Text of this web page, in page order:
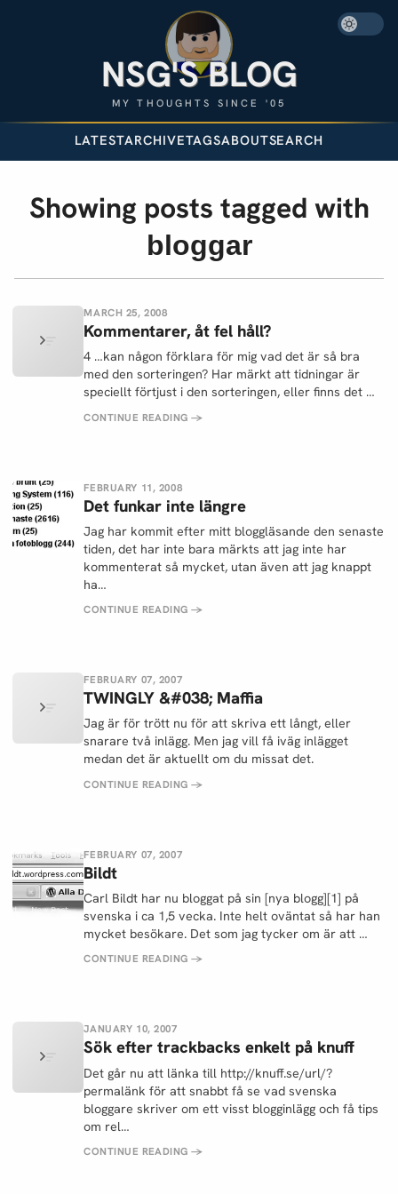
NSG'S BLOG
MY THOUGHTS SINCE '05
LATESTARCHIVETAGSABOUTSEARCH
Showing posts tagged with
bloggar
MARCH 25, 2008
Kommentarer, åt fel håll?
4 …kan någon förklara för mig vad det är så bra
med den sorteringen? Har märkt att tidningar är
speciellt förtjust i den sorteringen, eller finns det …
CONTINUE READING→
FEBRUARY 11, 2008
Det funkar inte längre
Jag har kommit efter mitt bloggläsande den senaste
tiden, det har inte bara märkts att jag inte har
kommenterat så mycket, utan även att jag knappt
ha…
CONTINUE READING→
FEBRUARY 07, 2007
TWINGLY &#038; Maffia
Jag är för trött nu för att skriva ett långt, eller
snarare två inlägg. Men jag vill få iväg inlägget
medan det är aktuellt om du missat det.
CONTINUE READING→
FEBRUARY 07, 2007
Bildt
Carl Bildt har nu bloggat på sin [nya blogg][1] på
svenska i ca 1,5 vecka. Inte helt oväntat så har han
mycket besökare. Det som jag tycker om är att …
CONTINUE READING→
JANUARY 10, 2007
Sök efter trackbacks enkelt på knuff
Det går nu att länka till http://knuff.se/url/?
permalänk för att snabbt få se vad svenska
bloggare skriver om ett visst blogginlägg och få tips
om rel…
CONTINUE READING→